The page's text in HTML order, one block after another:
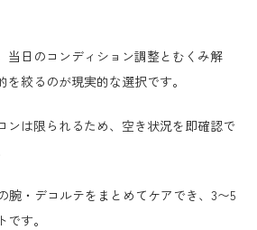
当日のコンディション調整とむくみ解
絞るのが現実的な選択です。
ンは限られるため、空き状況を即確認で
腕・デコルテをまとめてケアでき、3〜5
す。